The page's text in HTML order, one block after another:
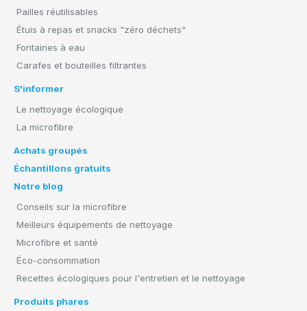
Pailles réutilisables
Étuis à repas et snacks "zéro déchets"
Fontaines à eau
Carafes et bouteilles filtrantes
S'informer
Le nettoyage écologique
La microfibre
Achats groupés
Échantillons gratuits
Notre blog
Conseils sur la microfibre
Meilleurs équipements de nettoyage
Microfibre et santé
Éco-consommation
Recettes écologiques pour l'entretien et le nettoyage
Produits phares